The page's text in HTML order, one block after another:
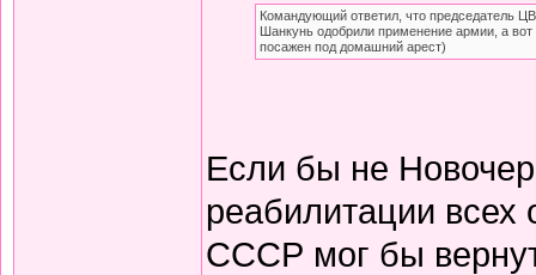
Командующий ответил, что председатель
Шанкунь одобрили применение армии, а
посажен под домашний арест)
Если бы не
реабилитации всех
СССР мог бы